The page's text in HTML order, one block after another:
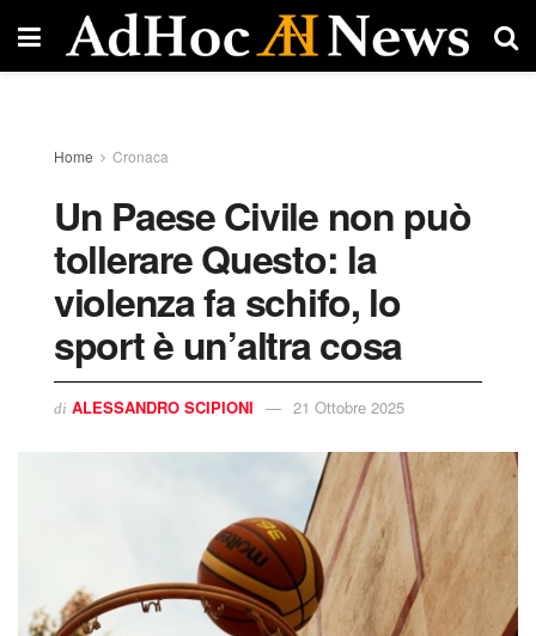
Home Cronaca
Un Paese Civile non può
tollerare Questo: la
violenza fa schifo, lo
sport è un’altra cosa
di ALESSANDRO SCIPIONI 21 Ottobre 2025